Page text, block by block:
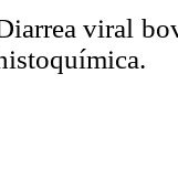
viral